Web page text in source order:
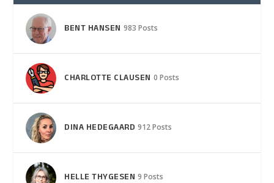
BENT HANSEN 983 Posts
CHARLOTTE CLAUSEN 0 Posts
DINA HEDEGAARD 912 Posts
HELLE THYGESEN 9 Posts